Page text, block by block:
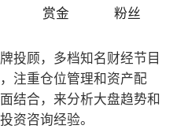
赏金 粉丝
投顾，多档知名财经节目
注重仓位管理和资产配
结合，来分析大盘趋势和
资咨询经验。